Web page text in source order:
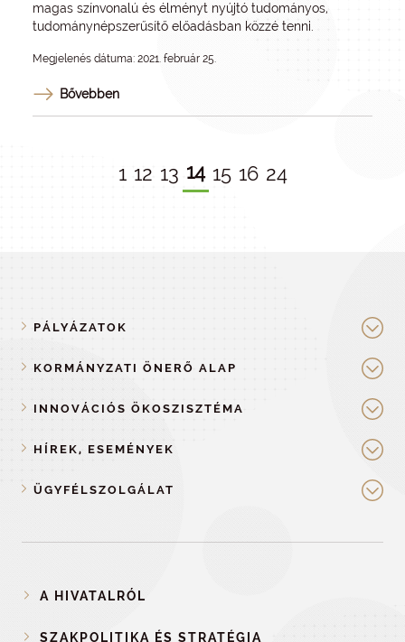
magas színvonalú és élményt nyújtó tudományos,
tudománynépszerűsítő előadásban közzé tenni.
Megjelenés dátuma: 2021. február 25.
Bővebben
1 12 13 14 15 16 24
PÁLYÁZATOK
KORMÁNYZATI ÖNERŐ ALAP
INNOVÁCIÓS ÖKOSZISZTÉMA
HÍREK, ESEMÉNYEK
ÜGYFÉLSZOLGÁLAT
A HIVATALRÓL
SZAKPOLITIKA ÉS STRATÉGIA